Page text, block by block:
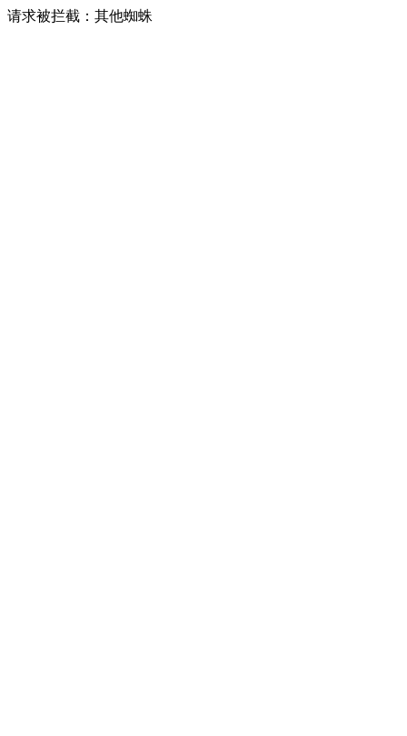
请求被拦截：其他蜘蛛